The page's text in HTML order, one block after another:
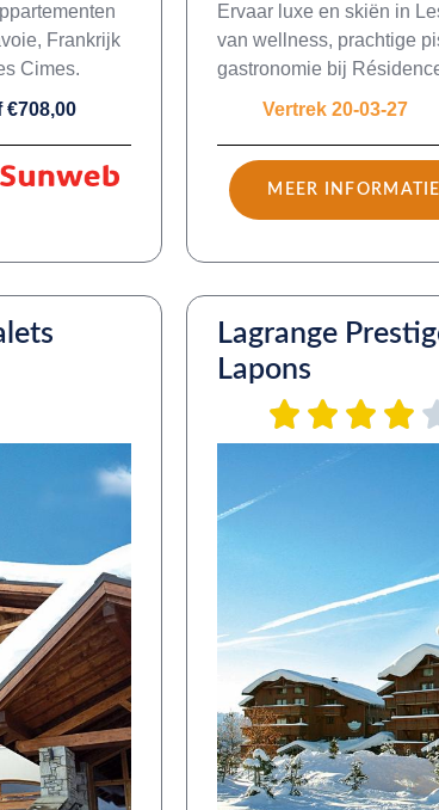
Frankrijk
Cimes.
€708,00
Ervaar luxe en skiën in
van wellness, prachtige
gastronomie bij
Vertrek 20-03-27
MEER INFORMATIE
Lagrange
Lapons